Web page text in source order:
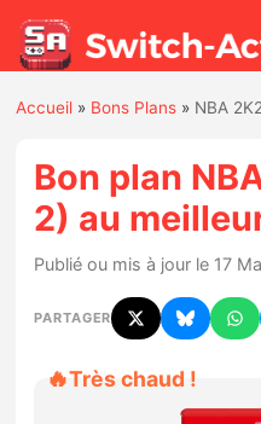
Actualités
Hardware
Mises à jour
Accueil » Bons Plans » NBA
Bon plan
2) au
Publié ou mis à jour le 17
PARTAGER
🔥Très chaud !